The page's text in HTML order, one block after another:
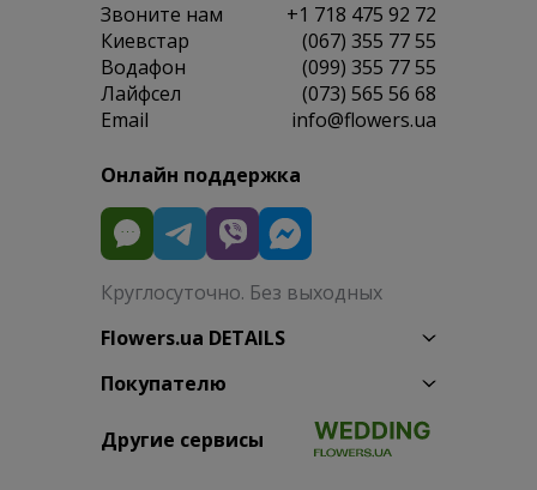
Звоните нам
+1 718 475 92 72
Киевстар
(067) 355 77 55
Водафон
(099) 355 77 55
Лайфсел
(073) 565 56 68
Email
info@flowers.ua
Онлайн поддержка
Круглосуточно. Без выходных
Flowers.ua DETAILS
Покупателю
Другие сервисы